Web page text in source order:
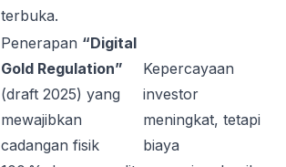
terbuka.
Penerapan “Digital
Gold Regulation”
(draft 2025) yang
mewajibkan
cadangan fisik
Kepercayaan
investor
meningkat, tetapi
biaya